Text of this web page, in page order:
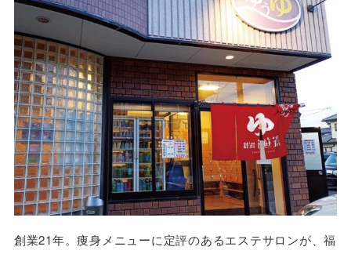
創業21年。痩身メニューに定評のあるエステサロンが、福